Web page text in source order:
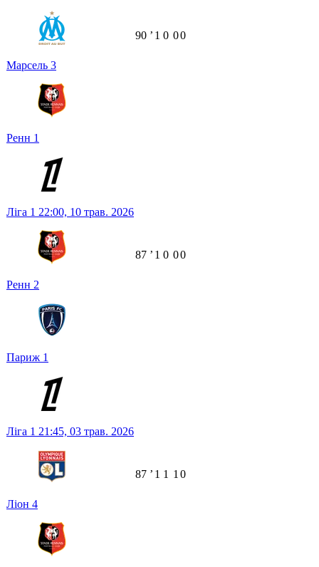
Марсель 3
Ренн 1
90 ʼ 1 0 00
Ліга 1 22:00, 10 трав. 2026
Ренн 2
Париж 1
87 ʼ 1 0 00
Ліга 1 21:45, 03 трав. 2026
Ліон 4
87 ʼ 1 1 1 0